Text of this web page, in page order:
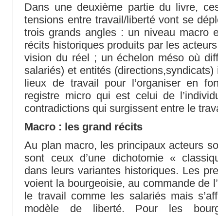
Dans une deuxième partie du livre,
tensions entre travail/liberté vont se
trois grands angles : un niveau macro
récits historiques produits par les
vision du réel ; un échelon méso où
salariés) et entités
lieux de travail pour l’organiser en
registre micro qui est celui de
contradictions qui surgissent entre le
Macro : les grand récits
Au plan macro, les principaux acteurs
sont ceux d’une dichotomie «
dans leurs variantes historiques. Les
voient la bourgeoisie, au commande de
le travail comme les salariés mais
modèle de liberté. Pour les